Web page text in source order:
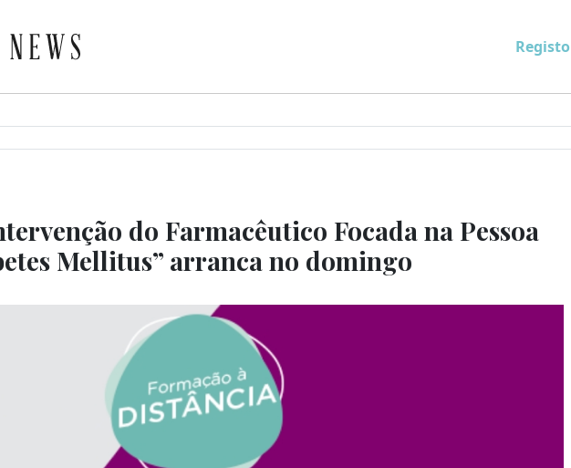
Registo
do Farmacêutico Focada na Pessoa
Mellitus” arranca no domingo